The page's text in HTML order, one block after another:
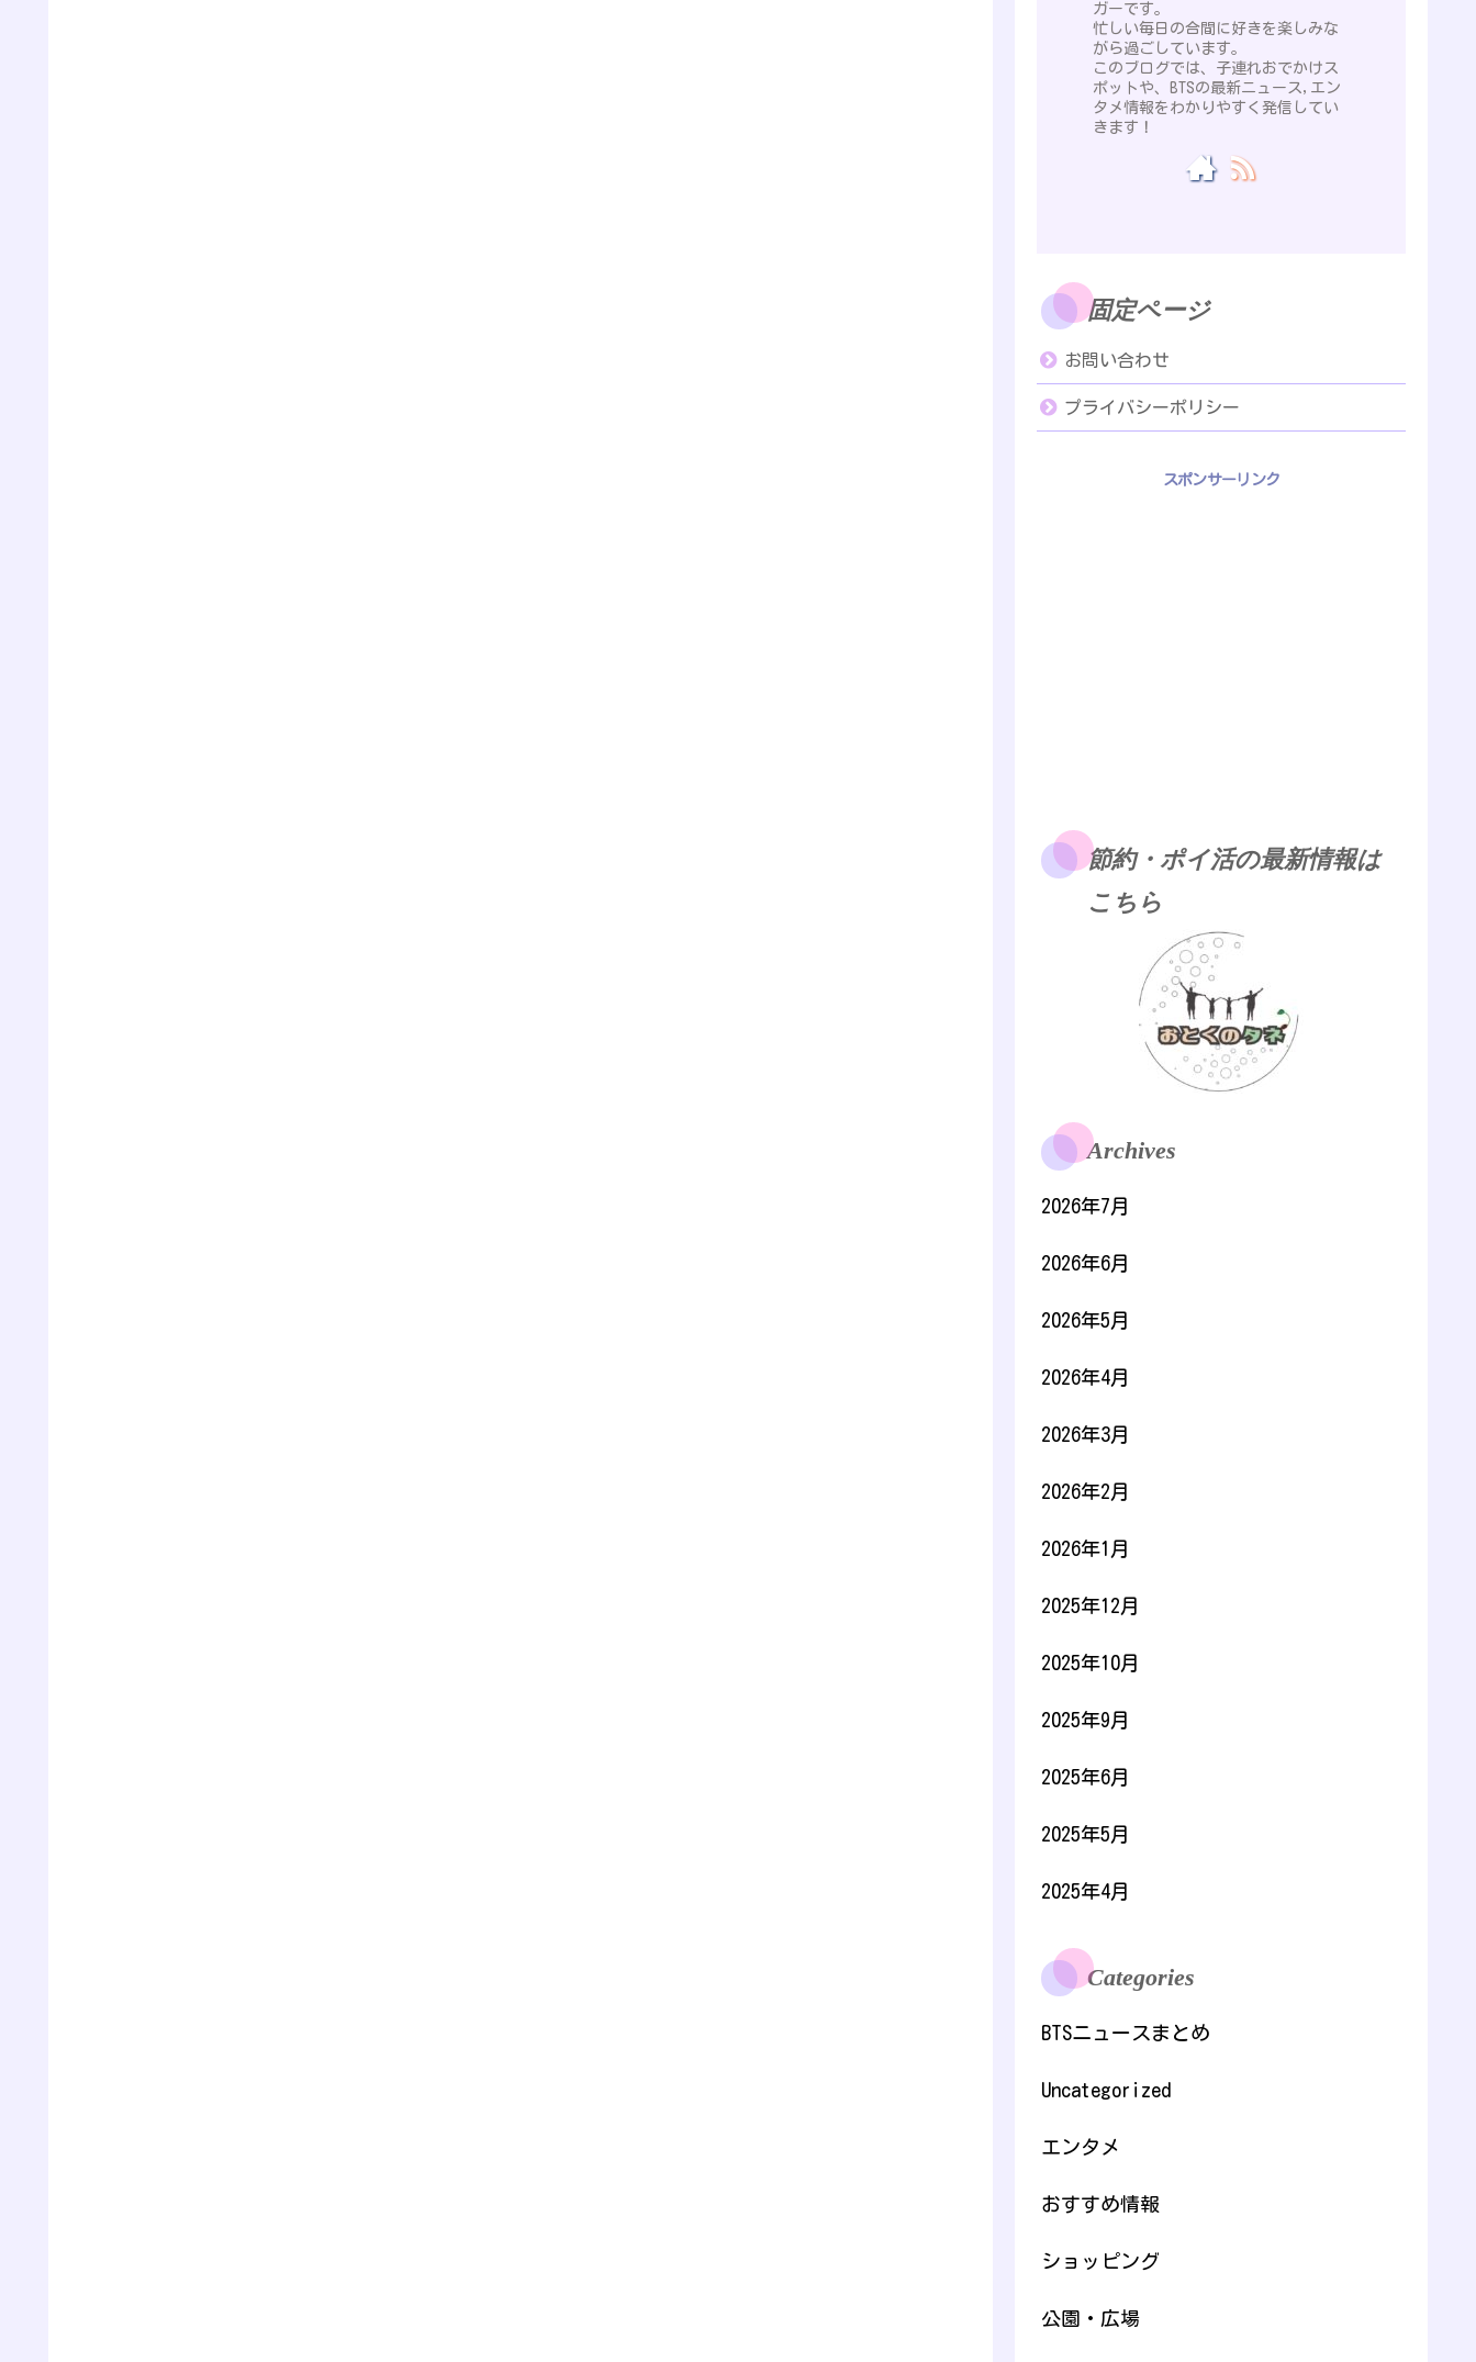
ガーです。
忙しい毎日の合間に好きを楽しみな
がら過ごしています。
このブログでは、子連れおでかけス
ポットや、BTSの最新ニュース,エン
タメ情報をわかりやすく発信してい
きます！
固定ページ
お問い合わせ
プライバシーポリシー
スポンサーリンク
節約・ポイ活の最新情報は
こちら
Archives
2026年7月
2026年6月
2026年5月
2026年4月
2026年3月
2026年2月
2026年1月
2025年12月
2025年10月
2025年9月
2025年6月
2025年5月
2025年4月
Categories
BTSニュースまとめ
Uncategorized
エンタメ
おすすめ情報
ショッピング
公園・広場